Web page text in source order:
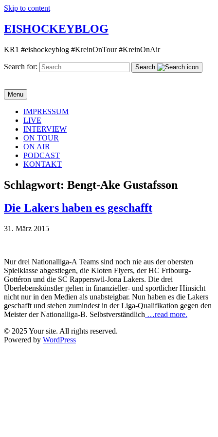
Skip to content
EISHOCKEYBLOG
KR1 #eishockeyblog #KreinOnTour #KreinOnAir
Search for: Search
Menu
IMPRESSUM
LIVE
INTERVIEW
ON TOUR
ON AIR
PODCAST
KONTAKT
Schlagwort: Bengt-Ake Gustafsson
Die Lakers haben es geschafft
31. März 2015
Nur drei Nationalliga-A Teams sind noch nie aus der obersten
Spielklasse abgestiegen, die Kloten Flyers, der HC Fribourg-
Gottéron und die SC Rapperswil-Jona Lakers. Die drei
Überlebenskünstler gelten in finanzieller- und sportlicher Hinsicht
nicht nur in den Medien als unabsteigbar. Nun haben es die Lakers
geschafft und stehen zumindest in der Liga-Qualifikation gegen den
Meister der Nationalliga-B. Selbstverständlich …read more.
© 2025 Your site. All rights reserved.
Powered by WordPress